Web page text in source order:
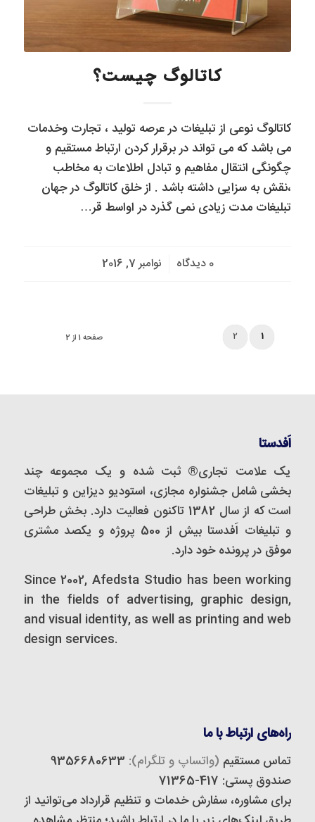
کاتالوگ چیست؟
کاتالوگ نوعی از تبلیغات در عرصه تولید ، تجارت وخدمات
می باشد که می تواند در برقرار کردن ارتباط مستقیم و
چگونگی انتقال مفاهیم و تبادل اطلاعات به مخاطب
،نقش به سزایی داشته باشد . از خلق کاتالوگ در جهان
تبلیغات مدت زیادی نمی گذرد در اواسط قر…
0 دیدگاه/ نوامبر 7, 2016
صفحه 1 از 2 1
2
اَفدستا
یک علامت تجاری® ثبت شده و یک مجموعه‌ چند
بخشی شامل جشنواره مجازی، استودیو دیزاین و تبلیغات
است که از سال 1382 تاکنون فعالیت دارد. بخش طراحی
و تبلیغات اَفدستا بیش از 500 پروژه و یکصد مشتری
موفق در پرونده خود دارد.
Since 2002, Afedsta Studio has been working
in the fields of advertising, graphic design,
and visual identity, as well as printing and web
design services.
راه‌های ارتباط با ما
تماس مستقیم (واتساپ و تلگرام):
صندوق پستی: 417-71365
برای مشاوره، سفارش خدمات و تنظیم قرارداد می‌توانید از